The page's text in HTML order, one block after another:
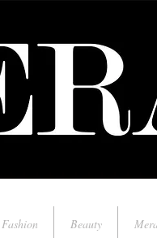
Fashion Beauty